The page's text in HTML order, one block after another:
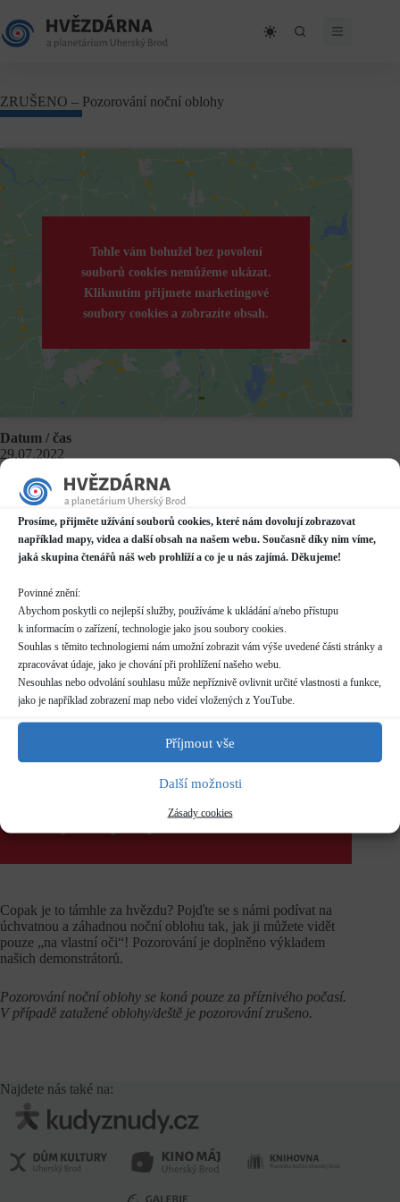
Prosíme, přijměte užívání souborů cookies, které nám dovolují zobrazovat
například mapy, videa a další obsah na našem webu. Současně díky nim víme,
jaká skupina čtenářů náš web prohlíží a co je u nás zajímá. Děkujeme!
Povinné znění:
Abychom poskytli co nejlepší služby, používáme k ukládání a/nebo přístupu
k informacím o zařízení, technologie jako jsou soubory cookies.
Souhlas s těmito technologiemi nám umožní zobrazit vám výše uvedené části stránky a
zpracovávat údaje, jako je chování při prohlížení našeho webu.
Nesouhlas nebo odvolání souhlasu může nepříznivě ovlivnit určité vlastnosti a funkce,
jako je například zobrazení map nebo videí vložených z YouTube.
Příjmout vše
Další možnosti
Zásady cookies
to
content
ZRUŠENO – Pozorování noční oblohy
Tohle vám bohužel bez povolení
souborů cookies nemůžeme ukázat.
Kliknutím přijmete marketingové
soubory cookies a zobrazíte obsah.
Datum / čas
29.07.2022
21:30 - 23:30
Místo konání
Hvězdárna
Prakšická 2222, Uherský Brod
Další informace o dostupnosti a parkování
Pravidelné akce
Rezervace
není nutná
Vstupné
Pozorování zrušeno pro nepříznivé počasí.
Copak je to támhle za hvězdu? Pojďte se s námi podívat na
úchvatnou a záhadnou noční oblohu tak, jak ji můžete vidět
pouze „na vlastní oči“! Pozorování je doplněno výkladem
našich demonstrátorů.
Pozorování noční oblohy se koná pouze za příznivého počasí.
V případě zatažené oblohy/deště je pozorování zrušeno.
Najdete nás také na: